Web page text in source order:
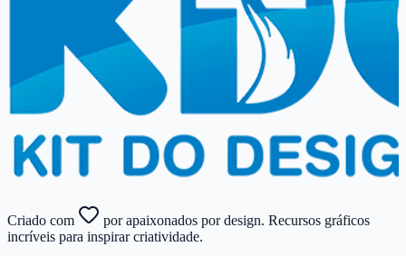
Criado com
por apaixonados por design. Recursos gráficos
incríveis para inspirar criatividade.